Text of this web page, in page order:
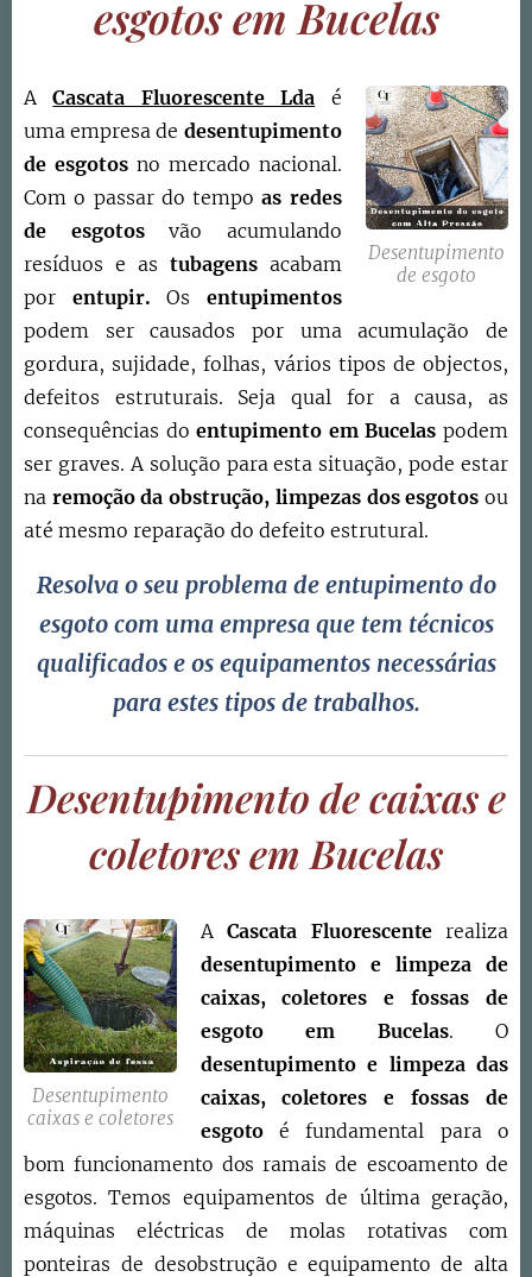
esgotos em Bucelas
Desentupimento
de esgoto
ACascata Fluorescente Lda é
uma empresa de desentupimento
de esgotosno mercado nacional.
Com o passar do tempoas redes
de esgotosvão acumulando
resíduos e as tubagensacabam
por entupir. Os entupimentos
podem ser causados por uma acumulação de
gordura, sujidade, folhas, vários tipos de objectos,
defeitos estruturais. Seja qual for a causa, as
consequências doentupimento em Bucelas podem
ser graves. A solução para esta situação, pode estar
na remoção da obstrução, limpezas dos esgotosou
até mesmo reparação do defeito estrutural.
Resolva o seu problema de entupimento do
esgotocom uma empresa que tem técnicos
qualificados e os equipamentos necessárias
para estes tipos de trabalhos.
Desentupimento de caixas e
coletores em Bucelas
Desentupimento
caixas e coletores
ACascata Fluorescente realiza
desentupimento e limpeza de
caixas, coletores e fossas de
esgoto
em Bucelas. O
desentupimento e limpeza das
caixas, coletores e fossas de
esgotoé fundamental para o
bom funcionamento dos ramais de escoamento de
esgotos. Temos equipamentos de última geração,
máquinas eléctricas de molas rotativas com
ponteiras de desobstrução e equipamento de alta